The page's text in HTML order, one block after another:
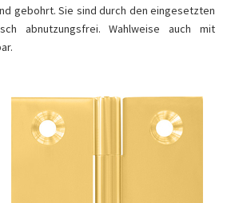
gebohrt. Sie sind durch den eingesetzten
abnutzungsfrei. Wahlweise auch mit